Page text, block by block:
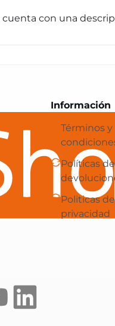
con una
es tu e-commerce
Información
Términos y
Políticas de
Politicas de
privacidad